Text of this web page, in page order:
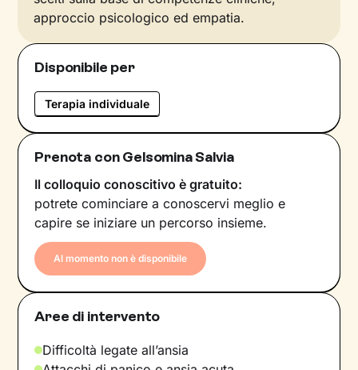
approccio psicologico ed empatia.
Disponibile per
Terapia individuale
Prenota con Gelsomina Salvia
Il colloquio conoscitivo è gratuito:
potrete cominciare a conoscervi meglio e
capire se iniziare un percorso insieme.
Al momento non è disponibile
Aree di intervento
Difficoltà legate all’ansia